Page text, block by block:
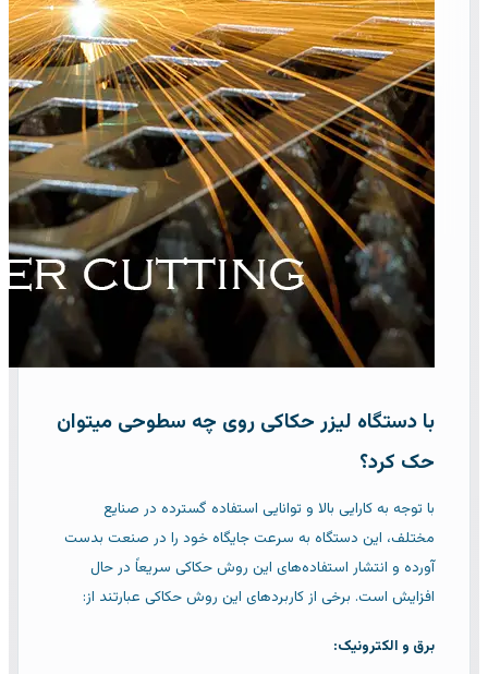
با دستگاه لیزر حکاکی روی چه سطوحی میتوان
حک کرد؟
با توجه به کارایی بالا و توانایی استفاده گسترده در صنایع
مختلف، این دستگاه به سرعت جایگاه خود را در صنعت بدست
آورده و انتشار استفاده‌های این روش حکاکی سریعاً در حال
افزایش است. برخی از کاربردهای این روش حکاکی عبارتند از:
برق و الکترونیک: